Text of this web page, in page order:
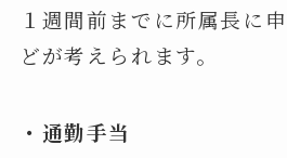
１週間前までに所属長に
どが考えられます。
・通勤手当